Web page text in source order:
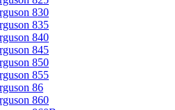
830
835
840
845
850
855
86
860